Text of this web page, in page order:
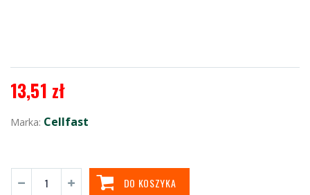
13,51 zł
Marka: Cellfast
DO KOSZYKA